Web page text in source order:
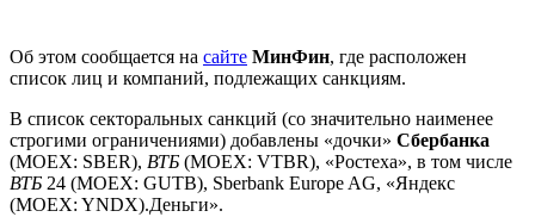
Об этом сообщается на сайте МинФин, где расположен
список лиц и компаний, подлежащих санкциям.
В список секторальных санкций (со значительно наименее
строгими ограничениями) добавлены «дочки» Сбербанка
(MOEX: SBER), ВТБ (MOEX: VTBR), «Ростеха», в том числе
ВТБ 24 (MOEX: GUTB), Sberbank Europe AG, «Яндекс
(MOEX: YNDX).Деньги».